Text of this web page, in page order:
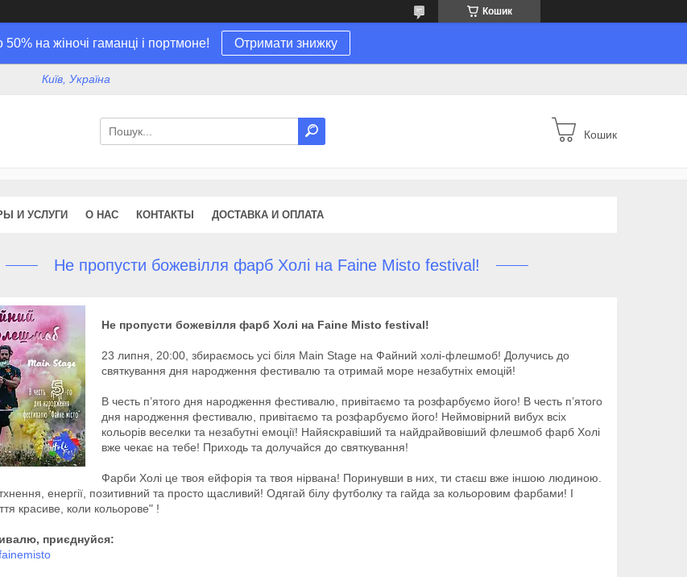
Кошик
на жіночі гаманці і портмоне! Отримати знижку
Київ, Україна
Кошик
И УСЛУГИ О НАС КОНТАКТЫ ДОСТАВКА И ОПЛАТА
Не пропусти божевілля фарб Холі на Faine Misto festival!
Не пропусти божевілля фарб Холі на Faine Misto festival!
23 липня, 20:00, збираємось усі біля Main Stage на Файний холі-флешмоб! Долучись до
святкування дня народження фестивалю та отримай море незабутніх емоцій!
В честь п’ятого дня народження фестивалю, привітаємо та розфарбуємо його! В честь п’ятого
дня народження фестивалю, привітаємо та розфарбуємо його! Неймовірний вибух всіх
кольорів веселки та незабутні емоції! Найяскравіший та найдрайвовіший флешмоб фарб Холі
вже чекає на тебе! Приходь та долучайся до святкування!
Фарби Холі це твоя ейфорія та твоя нірвана! Поринувши в них, ти стаєш вже іншою людиною.
енергії, позитивний та просто щасливий! Одягай білу футболку та гайда за кольоровим фарбами! І
красиве, коли кольорове" !
приєднуйся: